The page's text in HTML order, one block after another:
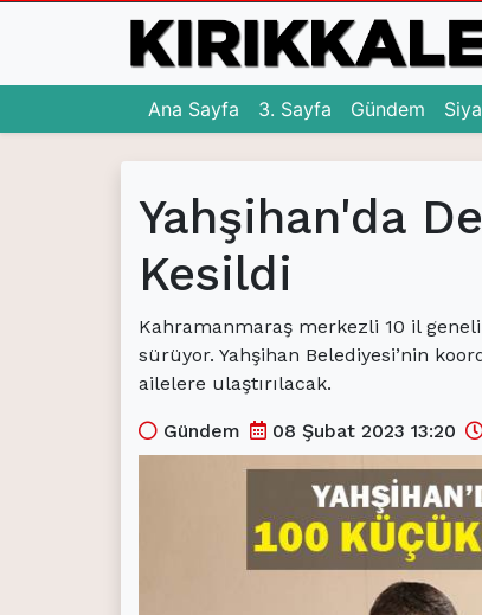
Ana Sayfa
(current)
(current)
(current)
Ana Sayfa 3. Sayfa (current)
Gündem
Yahşihan'da
Kesildi
Kahramanmaraş merkezli 10 il
sürüyor. Yahşihan Belediyesi’nin
ailelere ulaştırılacak.
Gündem 08 Şubat 2023 13:20